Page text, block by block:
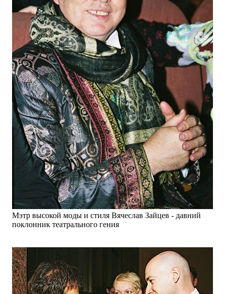
Мэтр высокой моды и стиля Вячеслав Зайцев - давний
поклонник театрального гения